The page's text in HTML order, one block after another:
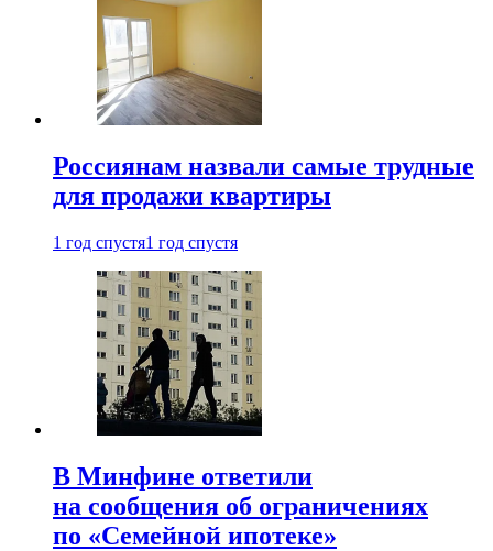
Россиянам назвали самые трудные
для продажи квартиры
1 год спустя1 год спустя
В Минфине ответили
на сообщения об ограничениях
по «Семейной ипотеке»